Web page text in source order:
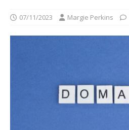
07/11/2023 Margie Perkins